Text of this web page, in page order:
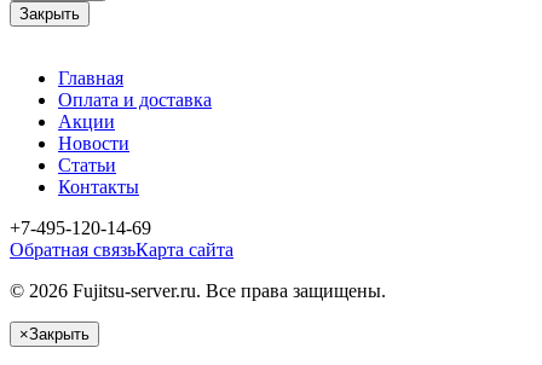
Закрыть
Главная
Оплата и доставка
Акции
Новости
Статьи
Контакты
+7-495-120-14-69
Обратная связьКарта сайта
© 2026 Fujitsu-server.ru. Все права защищены.
×Закрыть